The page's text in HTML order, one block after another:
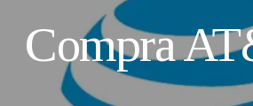
Compra